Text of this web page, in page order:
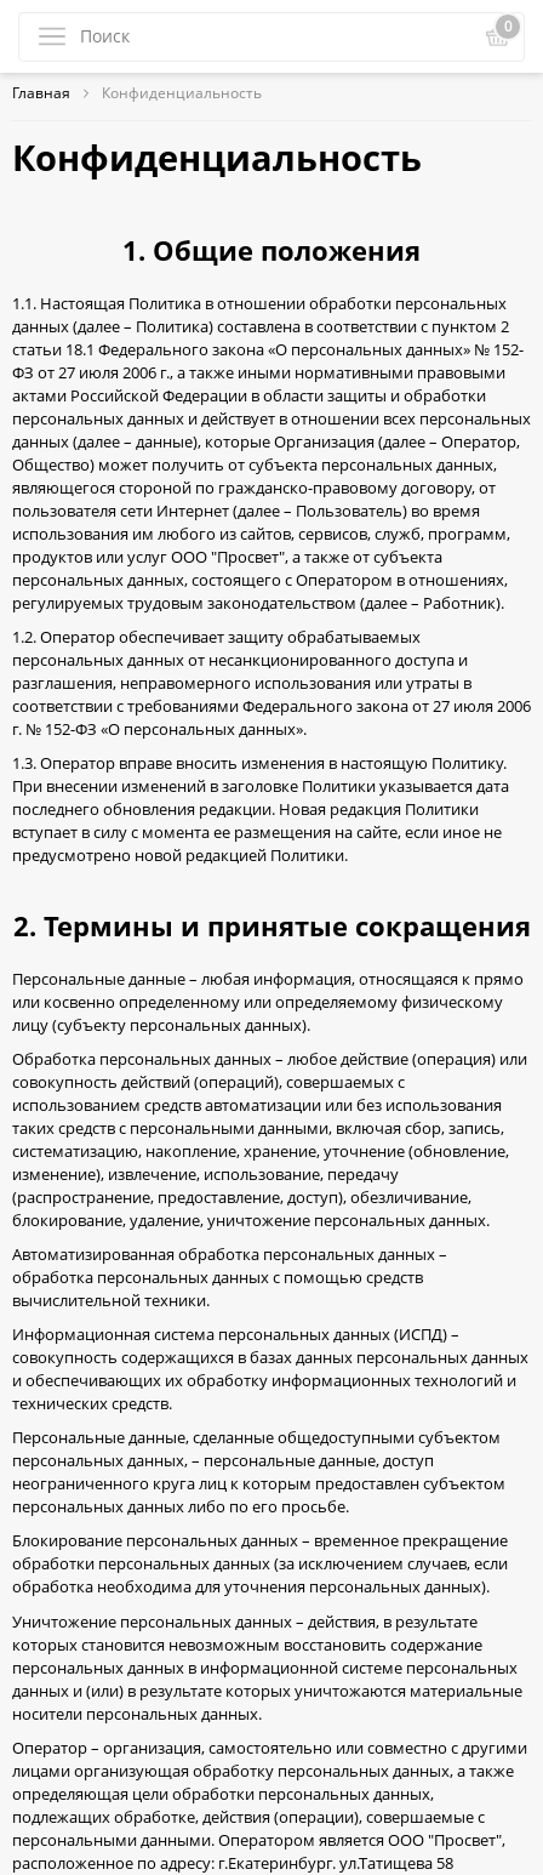
0
Главная Конфиденциальность
Конфиденциальность
1. Общие положения
1.1. Настоящая Политика в отношении обработки персональных
данных (далее – Политика) составлена в соответствии с пунктом 2
статьи 18.1 Федерального закона «О персональных данных» № 152-
ФЗ от 27 июля 2006 г., а также иными нормативными правовыми
актами Российской Федерации в области защиты и обработки
персональных данных и действует в отношении всех персональных
данных (далее – данные), которые Организация (далее – Оператор,
Общество) может получить от субъекта персональных данных,
являющегося стороной по гражданско-правовому договору, от
пользователя сети Интернет (далее – Пользователь) во время
использования им любого из сайтов, сервисов, служб, программ,
продуктов или услуг ООО "Просвет", а также от субъекта
персональных данных, состоящего с Оператором в отношениях,
регулируемых трудовым законодательством (далее – Работник).
1.2. Оператор обеспечивает защиту обрабатываемых
персональных данных от несанкционированного доступа и
разглашения, неправомерного использования или утраты в
соответствии с требованиями Федерального закона от 27 июля 2006
г. № 152-ФЗ «О персональных данных».
1.3. Оператор вправе вносить изменения в настоящую Политику.
При внесении изменений в заголовке Политики указывается дата
последнего обновления редакции. Новая редакция Политики
вступает в силу с момента ее размещения на сайте, если иное не
предусмотрено новой редакцией Политики.
2. Термины и принятые сокращения
Персональные данные – любая информация, относящаяся к прямо
или косвенно определенному или определяемому физическому
лицу (субъекту персональных данных).
Обработка персональных данных – любое действие (операция) или
совокупность действий (операций), совершаемых с
использованием средств автоматизации или без использования
таких средств с персональными данными, включая сбор, запись,
систематизацию, накопление, хранение, уточнение (обновление,
изменение), извлечение, использование, передачу
(распространение, предоставление, доступ), обезличивание,
блокирование, удаление, уничтожение персональных данных.
Автоматизированная обработка персональных данных –
обработка персональных данных с помощью средств
вычислительной техники.
Информационная система персональных данных (ИСПД) –
совокупность содержащихся в базах данных персональных данных
и обеспечивающих их обработку информационных технологий и
технических средств.
Персональные данные, сделанные общедоступными субъектом
персональных данных, – персональные данные, доступ
неограниченного круга лиц к которым предоставлен субъектом
персональных данных либо по его просьбе.
Блокирование персональных данных – временное прекращение
обработки персональных данных (за исключением случаев, если
обработка необходима для уточнения персональных данных).
Уничтожение персональных данных – действия, в результате
которых становится невозможным восстановить содержание
персональных данных в информационной системе персональных
данных и (или) в результате которых уничтожаются материальные
носители персональных данных.
Оператор – организация, самостоятельно или совместно с другими
лицами организующая обработку персональных данных, а также
определяющая цели обработки персональных данных,
подлежащих обработке, действия (операции), совершаемые с
персональными данными. Оператором является ООО "Просвет",
расположенное по адресу: г.Екатеринбург. ул.Татищева 58